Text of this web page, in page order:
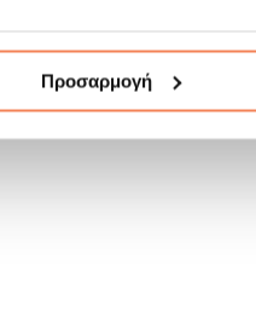
Προσαρμογή